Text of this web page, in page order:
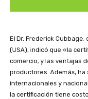
El Dr. Frederick
(USA), indicó que «la
comercio, y las ventajas
productores. Además,
internacionales y
la certificación tiene